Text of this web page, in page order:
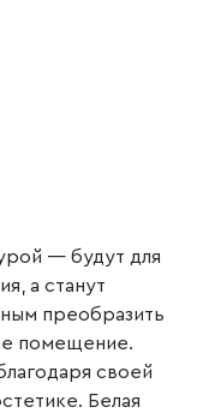
— будут для
а станут
преобразить
помещение.
своей
Белая